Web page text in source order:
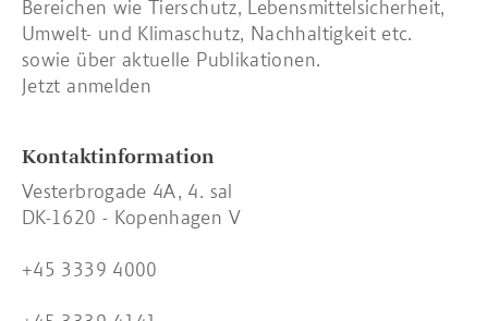
Bereichen wie Tierschutz, Lebensmittelsicherheit,
Umwelt- und Klimaschutz, Nachhaltigkeit etc.
sowie über aktuelle Publikationen.
Jetzt anmelden
Kontaktinformation
Vesterbrogade 4A, 4. sal
DK-1620 - Kopenhagen V
+45 3339 4000